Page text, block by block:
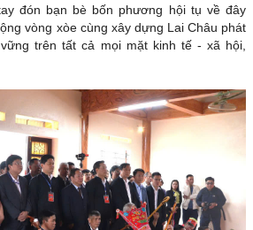
đón bạn bè bốn phương hội tụ về đây
vòng xòe cùng xây dựng Lai Châu phát
trên tất cả mọi mặt kinh tế - xã hội,